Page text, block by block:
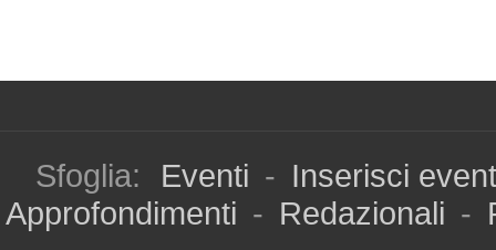
Sfoglia: Eventi - Inserisci
Approfondimenti - Redazionali -